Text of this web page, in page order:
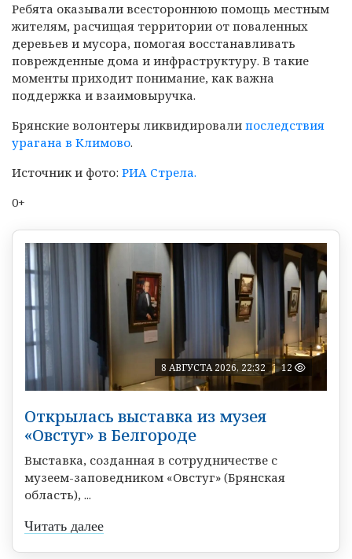
Ребята оказывали всестороннюю помощь местным
жителям, расчищая территории от поваленных
деревьев и мусора, помогая восстанавливать
поврежденные дома и инфраструктуру. В такие
моменты приходит понимание, как важна
поддержка и взаимовыручка.
Брянские волонтеры ликвидировали последствия
урагана в Климово.
Источник и фото: РИА Стрела.
0+
8 АВГУСТА 2026, 22:32 12
Открылась выставка из музея
«Овстуг» в Белгороде
Выставка, созданная в сотрудничестве с
музеем-заповедником «Овстуг» (Брянская
область), ...
Читать далее